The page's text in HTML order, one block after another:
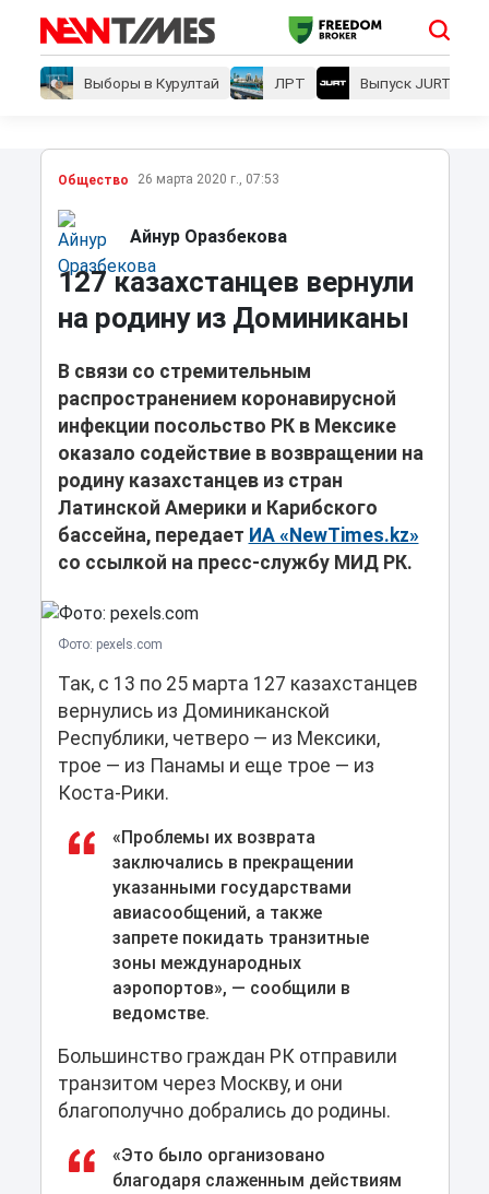
Выборы в Курултай ЛРТ Выпуск JURT
Общество 26 марта 2020 г., 07:53
Айнур Оразбекова
127 казахстанцев вернули
на родину из Доминиканы
В связи со стремительным
распространением коронавирусной
инфекции посольство РК в Мексике
оказало содействие в возвращении на
родину казахстанцев из стран
Латинской Америки и Карибского
бассейна, передает ИА «NewTimes.kz»
со ссылкой на пресс-службу МИД РК.
Фото: pexels.com
Так, с 13 по 25 марта 127 казахстанцев
вернулись из Доминиканской
Республики, четверо — из Мексики,
трое — из Панамы и еще трое — из
Коста-Рики.
«Проблемы их возврата
заключались в прекращении
указанными государствами
авиасообщений, а также
запрете покидать транзитные
зоны международных
аэропортов», — сообщили в
ведомстве.
Большинство граждан РК отправили
транзитом через Москву, и они
благополучно добрались до родины.
«Это было организовано
благодаря слаженным действиям